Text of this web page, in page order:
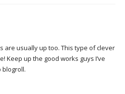
are usually up too. This type of clever
Keep up the good works guys I’ve
blogroll.